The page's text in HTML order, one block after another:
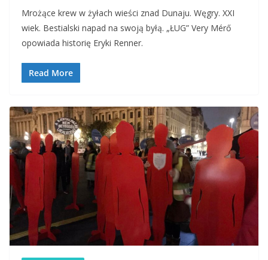
Mrożące krew w żyłach wieści znad Dunaju. Węgry. XXI
wiek. Bestialski napad na swoją byłą. „ŁUG” Very Mérő
opowiada historię Eryki Renner.
Read More